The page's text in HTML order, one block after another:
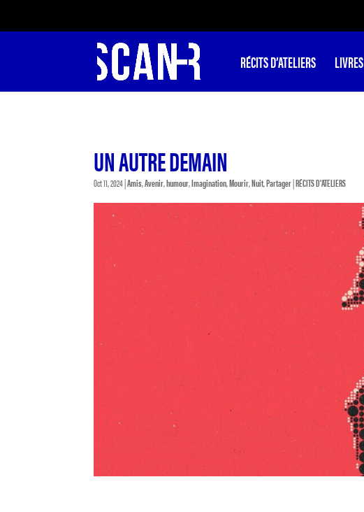
RÉCITS D’ATELIERS LIVRES
UN AUTRE DEMAIN
Oct 11, 2024|Amis,Avenir,humour,Imagination,Mourir,Nuit,Partager|RÉCITS D'ATELIERS